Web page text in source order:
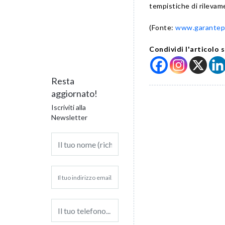
Resta
aggiornato!
Iscriviti alla
Newsletter
tempistiche di
(Fonte:
Condividi l'articolo